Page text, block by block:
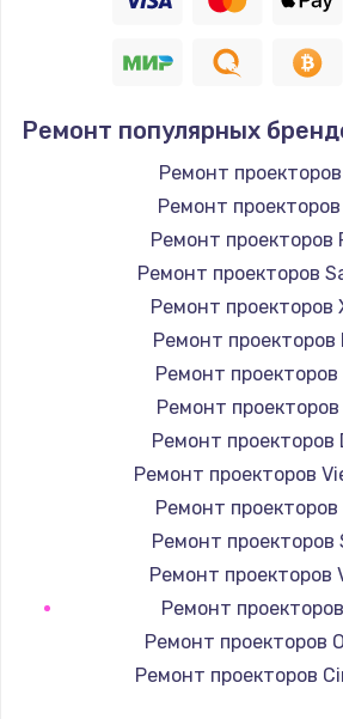
1830 руб.
Заказать
Устранение
Ремонт
1400 руб.
Замена шнура
600 руб.
Заказать
Замена
480 руб.
Заказать
Замена кнопки
450 руб.
Ремонт популярных
Ремонт
Ремонт
Ремонт проекторов
Ремонт проекторов
Ремонт проекторов
Ремонт проекторов
Ремонт проекторов
Ремонт проекторов
Ремонт проекторов
Ремонт проекторов
Ремонт проекторов
Ремонт проекторов
Ремонт проекторов
Ремонт
Ремонт проекторов
Ремонт проекторов